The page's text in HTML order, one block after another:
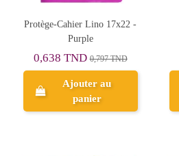
Protège-Cahier Lino 17x22 -
Purple
0,638 TND0,797 TND
Ajouter au
panier